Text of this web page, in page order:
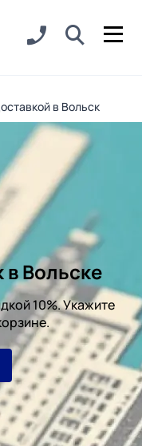
в Вольск
в Вольске
10%. Укажите